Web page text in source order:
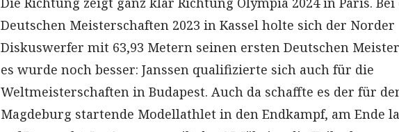
Deutschen Meisterschaften 2023 in Kassel holte sich der Norder
Diskuswerfer mit 63,93 Metern seinen ersten Deutschen
es wurde noch besser: Janssen qualifizierte sich auch für die
Weltmeisterschaften in Budapest. Auch da schaffte es der für
Magdeburg startende Modellathlet in den Endkampf, am Ende